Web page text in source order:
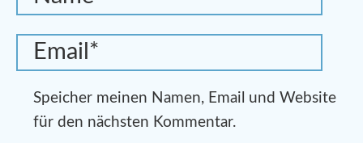
Speicher meinen Namen, Email und Website
für den nächsten Kommentar.